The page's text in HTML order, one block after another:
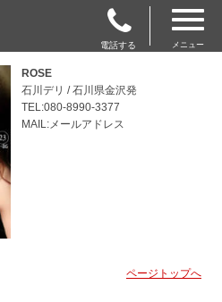
電話する メニュー
ROSE
石川デリ / 石川県金沢発
TEL:080-8990-3377
MAIL:メールアドレス
ページトップへ